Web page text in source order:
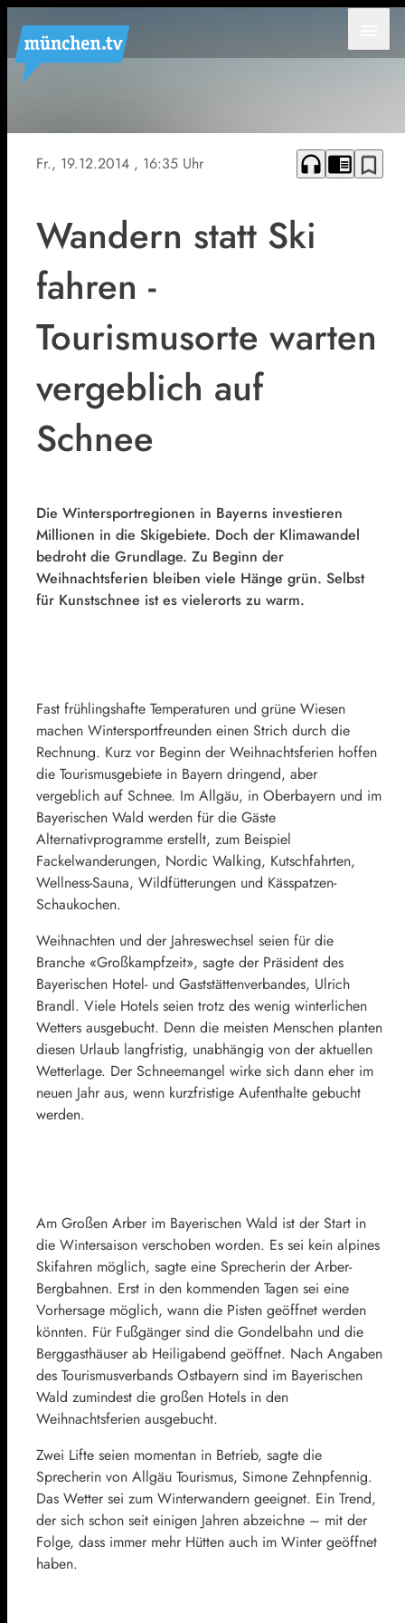
Fr., 19.12.2014 , 16:35 Uhr headphones chrome_reader_mode bookmark_border
Wandern statt Ski
fahren -
Tourismusorte warten
vergeblich auf
Schnee
Die Wintersportregionen in Bayerns investieren
Millionen in die Skigebiete. Doch der Klimawandel
bedroht die Grundlage. Zu Beginn der
Weihnachtsferien bleiben viele Hänge grün. Selbst
für Kunstschnee ist es vielerorts zu warm.
Fast frühlingshafte Temperaturen und grüne Wiesen
machen Wintersportfreunden einen Strich durch die
Rechnung. Kurz vor Beginn der Weihnachtsferien hoffen
die Tourismusgebiete in Bayern dringend, aber
vergeblich auf Schnee. Im Allgäu, in Oberbayern und im
Bayerischen Wald werden für die Gäste
Alternativprogramme erstellt, zum Beispiel
Fackelwanderungen, Nordic Walking, Kutschfahrten,
Wellness-Sauna, Wildfütterungen und Kässpatzen-
Schaukochen.
Weihnachten und der Jahreswechsel seien für die
Branche «Großkampfzeit», sagte der Präsident des
Bayerischen Hotel- und Gaststättenverbandes, Ulrich
Brandl. Viele Hotels seien trotz des wenig winterlichen
Wetters ausgebucht. Denn die meisten Menschen planten
diesen Urlaub langfristig, unabhängig von der aktuellen
Wetterlage. Der Schneemangel wirke sich dann eher im
neuen Jahr aus, wenn kurzfristige Aufenthalte gebucht
werden.
Am Großen Arber im Bayerischen Wald ist der Start in
die Wintersaison verschoben worden. Es sei kein alpines
Skifahren möglich, sagte eine Sprecherin der Arber-
Bergbahnen. Erst in den kommenden Tagen sei eine
Vorhersage möglich, wann die Pisten geöffnet werden
könnten. Für Fußgänger sind die Gondelbahn und die
Berggasthäuser ab Heiligabend geöffnet. Nach Angaben
des Tourismusverbands Ostbayern sind im Bayerischen
Wald zumindest die großen Hotels in den
Weihnachtsferien ausgebucht.
Zwei Lifte seien momentan in Betrieb, sagte die
Sprecherin von Allgäu Tourismus, Simone Zehnpfennig.
Das Wetter sei zum Winterwandern geeignet. Ein Trend,
der sich schon seit einigen Jahren abzeichne – mit der
Folge, dass immer mehr Hütten auch im Winter geöffnet
haben.